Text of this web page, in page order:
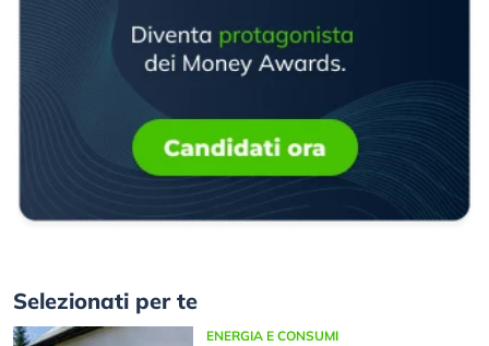
Selezionati per te
ENERGIA E CONSUMI